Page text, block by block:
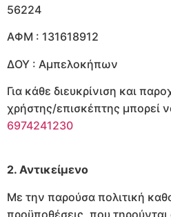
56224
ΑΦΜ : 131618912
ΔΟΥ : Αμπελοκήπων
Για κάθε διευκρίνιση και
χρήστης/επισκέπτης μπορεί
6974241230
2. Αντικείμενο
Με την παρούσα πολιτική
προϋποθέσεις, που